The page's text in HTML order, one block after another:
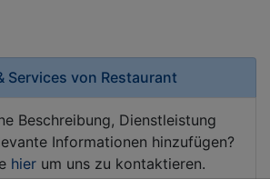
Services von Restaurant
Beschreibung, Dienstleistung
Informationen hinzufügen?
hier um uns zu kontaktieren.